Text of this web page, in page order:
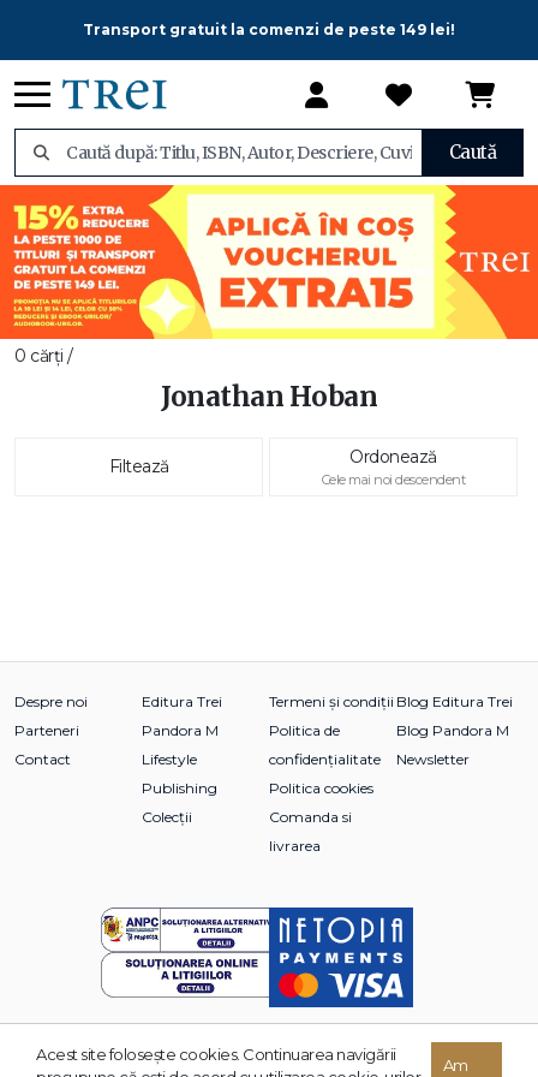
Transport gratuit la comenzi de peste 149 lei!
Caută
0 cărți /
Jonathan Hoban
Filtează Ordonează
Cele mai noi descendent
Despre noi
Parteneri
Contact
Editura Trei
Pandora M
Lifestyle
Publishing
Colecții
Termeni și condiții
Politica de
confidențialitate
Politica cookies
Comanda si
livrarea
Blog Editura Trei
Blog Pandora M
Newsletter
© 2026 Grupul Editorial TREI. Toate drepturile rezervate.
Acest site foloseşte cookies. Continuarea navigării
Am